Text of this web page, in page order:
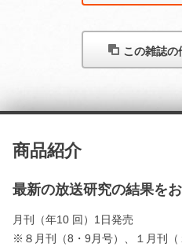
この雑誌の
商品紹介
最新の放送研究の結果を
月刊（年10 回）1日発売
※８月刊（8・9月号）、１月刊（